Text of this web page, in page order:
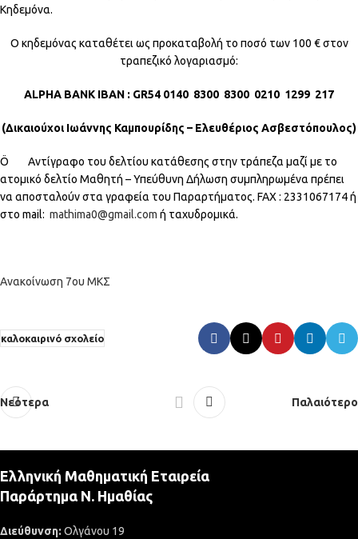
Κηδεμόνα.
Ο κηδεμόνας καταθέτει ως προκαταβολή το ποσό των 100 € στον
τραπεζικό λογαριασμό:
ALPHA BANK IBAN : GR54 0140 8300 8300 0210 1299 217
(Δικαιούχοι Ιωάννης Καμπουρίδης – Ελευθέριος Ασβεστόπουλος)
Ö Αντίγραφο του δελτίου κατάθεσης στην τράπεζα μαζί με το
ατομικό δελτίο Μαθητή – Υπεύθυνη Δήλωση συμπληρωμένα πρέπει
να αποσταλούν στα γραφεία του Παραρτήματος. FAX : 2331067174 ή
στο mail: mathima0@gmail.com ή ταχυδρομικά.
Ανακοίνωση 7ου ΜΚΣ
καλοκαιρινό σχολείο
Νεότερα Παλαιότερο
Ελληνική Μαθηματική Εταιρεία
Παράρτημα Ν. Ημαθίας
Διεύθυνση: Ολγάνου 19